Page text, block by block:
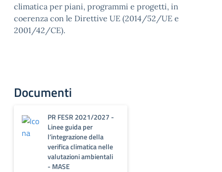
climatica per piani, programmi e progetti, in
coerenza con le Direttive UE (2014/52/UE e
2001/42/CE).
Documenti
PR FESR 2021/2027 -
Linee guida per
l’integrazione della
verifica climatica nelle
valutazioni ambientali
- MASE